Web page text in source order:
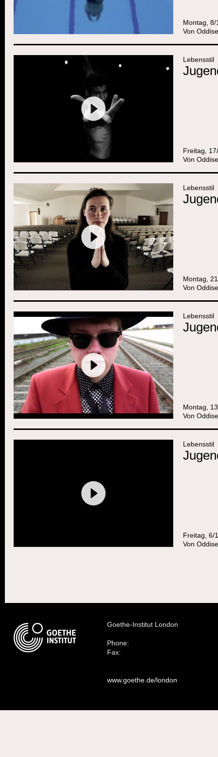
Montag, 8/
Von
Lebensstil
Freitag,
Von
Lebensstil
Montag,
Von
Lebensstil
Montag,
Von
Lebensstil
Freitag, 6/
Von
Goethe-Institut London
Phone:
Fax:
www.goethe.de/london